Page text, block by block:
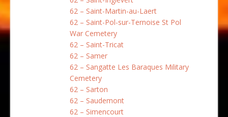
62 – Saint-Martin-au-Laert
62 – Saint-Pol-sur-Ternoise St Pol
War Cemetery
62 – Saint-Tricat
62 – Samer
62 – Sangatte Les Baraques Military
Cemetery
62 – Sarton
62 – Saudemont
62 – Simencourt